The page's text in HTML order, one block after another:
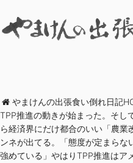
やまけんの出張食い倒れ日記
TPP推進の動きが始まった。そし
ら経済界にだけ都合のいい「農
ンネが出てる。「態度が定まら
強めている」やはりTPP推進はア